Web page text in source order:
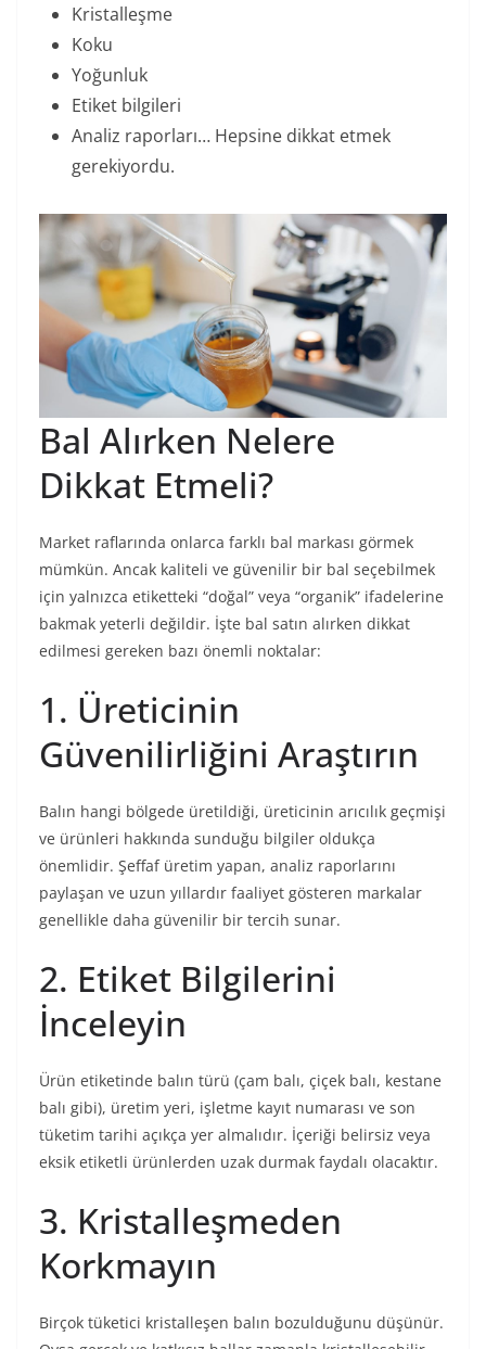
Kristalleşme
Koku
Yoğunluk
Etiket bilgileri
Analiz raporları… Hepsine dikkat etmek
gerekiyordu.
Bal Alırken Nelere
Dikkat Etmeli?
Market raflarında onlarca farklı bal markası görmek
mümkün. Ancak kaliteli ve güvenilir bir bal seçebilmek
için yalnızca etiketteki “doğal” veya “organik” ifadelerine
bakmak yeterli değildir. İşte bal satın alırken dikkat
edilmesi gereken bazı önemli noktalar:
1. Üreticinin
Güvenilirliğini Araştırın
Balın hangi bölgede üretildiği, üreticinin arıcılık geçmişi
ve ürünleri hakkında sunduğu bilgiler oldukça
önemlidir. Şeffaf üretim yapan, analiz raporlarını
paylaşan ve uzun yıllardır faaliyet gösteren markalar
genellikle daha güvenilir bir tercih sunar.
2. Etiket Bilgilerini
İnceleyin
Ürün etiketinde balın türü (çam balı, çiçek balı, kestane
balı gibi), üretim yeri, işletme kayıt numarası ve son
tüketim tarihi açıkça yer almalıdır. İçeriği belirsiz veya
eksik etiketli ürünlerden uzak durmak faydalı olacaktır.
3. Kristalleşmeden
Korkmayın
Birçok tüketici kristalleşen balın bozulduğunu düşünür.